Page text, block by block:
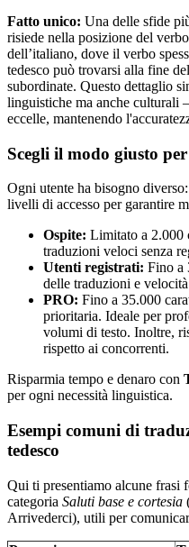
Fatto unico: Una delle sfide
risiede nella posizione del
dell’italiano, dove il verbo
tedesco può trovarsi alla fine
subordinate. Questo dettaglio
linguistiche ma anche culturali
eccelle, mantenendo
Scegli il modo giusto
Ogni utente ha bisogno
livelli di accesso per garantire
Ospite: Limitato a 2.000
traduzioni veloci senza
Utenti registrati: Fino a
delle traduzioni e
PRO: Fino a 35.000
prioritaria. Ideale per
volumi di testo. Inoltre,
rispetto ai concorrenti.
Risparmia tempo e denaro con
per ogni necessità linguistica.
Esempi comuni di
tedesco
Qui ti presentiamo alcune frasi
categoria Saluti base e cortesia
Arrivederci), utili per